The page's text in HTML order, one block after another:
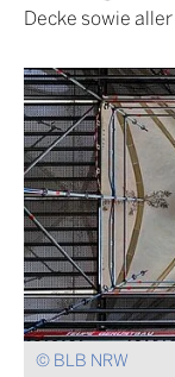
Decke sowie
© BLB NRW